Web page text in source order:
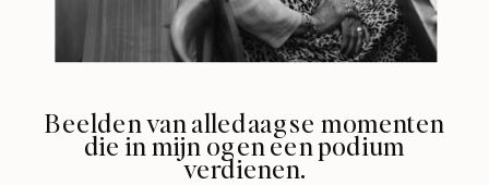
Beelden van alledaagse momenten
die in mijn ogen een podium
verdienen.